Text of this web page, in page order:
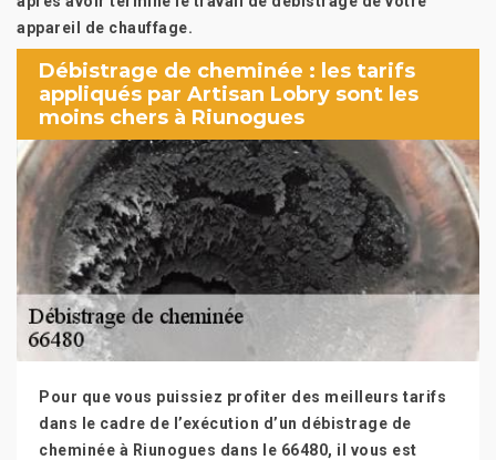
appareil de chauffage.
Débistrage de cheminée : les tarifs
appliqués par Artisan Lobry sont les
moins chers à Riunogues
Pour que vous puissiez profiter des meilleurs tarifs
dans le cadre de l’exécution d’un débistrage de
cheminée à Riunogues dans le 66480, il vous est